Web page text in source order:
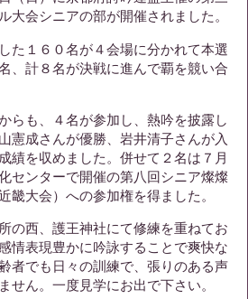
大会シニアの部が開催されました。
た１６０名が４会場に分かれて本選
、計８名が決戦に進んで覇を競い合
らも、４名が参加し、熱吟を披露し
憲成さんが優勝、岩井清子さんが入
績を収めました。併せて２名は７月
センターで開催の第八回シニア燦燦
畿大会）への参加権を得ました。
の西、護王神社にて修練を重ねてお
情表現豊かに吟詠することで爽快な
者でも日々の訓練で、張りのある声
せん。一度見学にお出で下さい。